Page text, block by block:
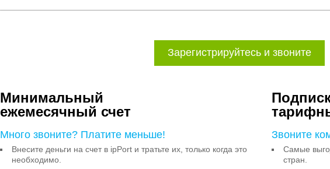
Зарегистрируйтесь и звоните
Минимальный
ежемесячный счет
Много звоните? Платите меньше!
Внесите деньги на счет в ipPort и тратьте их, только когда это
необходимо.
Звоните
Самые
стран.